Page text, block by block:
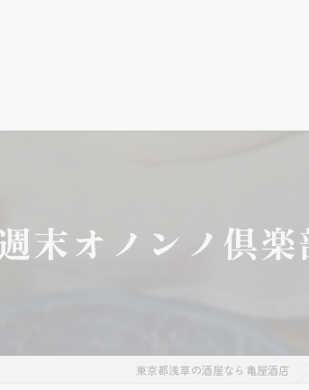
末オノンノ倶楽
東京都浅草の酒屋なら亀屋酒店